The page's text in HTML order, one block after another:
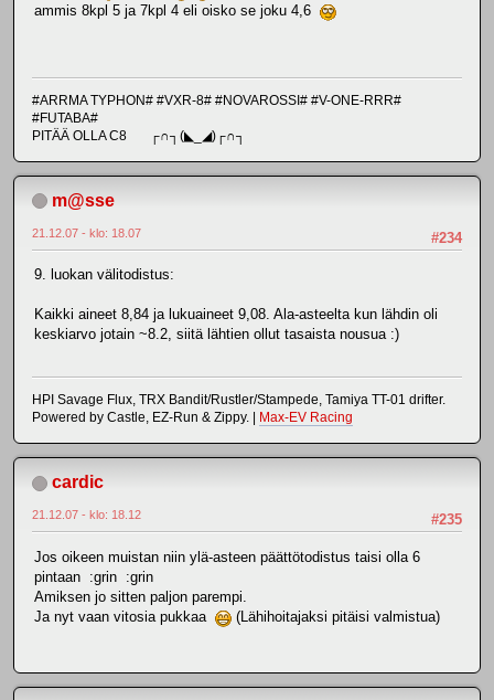
ammis 8kpl 5 ja 7kpl 4 eli oisko se joku 4,6
#ARRMA TYPHON# #VXR-8# #NOVAROSSI# #V-ONE-RRR#
#FUTABA#
PITÄÄ OLLA C8 ┌∩┐(◣_◢)┌∩┐
m@sse
#234
21.12.07 - klo: 18.07
9. luokan välitodistus:
Kaikki aineet 8,84 ja lukuaineet 9,08. Ala-asteelta kun lähdin oli
keskiarvo jotain ~8.2, siitä lähtien ollut tasaista nousua :)
HPI Savage Flux, TRX Bandit/Rustler/Stampede, Tamiya TT-01 drifter.
Powered by Castle, EZ-Run & Zippy. |
Max-EV Racing
cardic
#235
21.12.07 - klo: 18.12
Jos oikeen muistan niin ylä-asteen päättötodistus taisi olla 6
pintaan :grin :grin
Amiksen jo sitten paljon parempi.
Ja nyt vaan vitosia pukkaa
(Lähihoitajaksi pitäisi valmistua)